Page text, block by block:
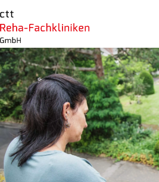
Inhalt
springen